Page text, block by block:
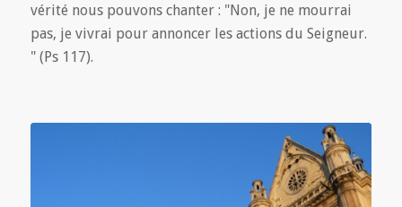
vérité nous pouvons chanter : "Non, je ne mourrai
pas, je vivrai pour annoncer les actions du Seigneur.
" (Ps 117).